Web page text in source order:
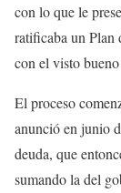
con lo que le
ratificaba un Plan
con el visto
El proceso
anunció en junio
deuda, que
sumando la del